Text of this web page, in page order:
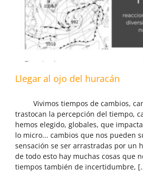
Llegar al ojo del huracán
Vivimos tiempos de cambios,
trastocan la percepción del tiempo,
hemos elegido, globales, que
lo micro... cambios que nos pueden
sensación se ser arrastradas por un
de todo esto hay muchas cosas que
tiempos también de incertidumbre,